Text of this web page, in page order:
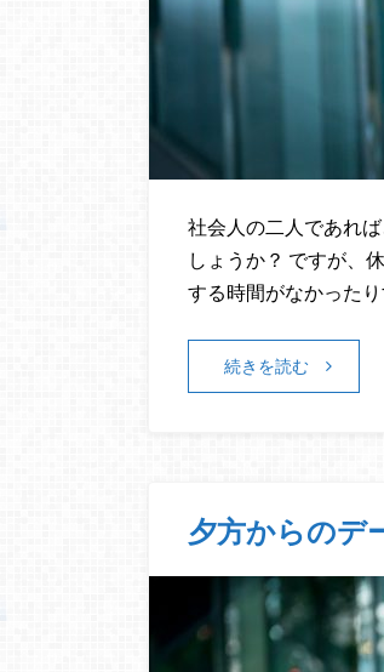
社会人の二人であれ
しょうか？ ですが、
する時間がなかった
続きを読む
夕方からのデ